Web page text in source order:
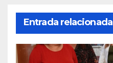
Entrada relacionada